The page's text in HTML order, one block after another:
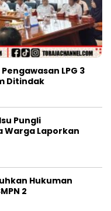
LPG 3
Ditindak
Pungli
Warga Laporkan
Hukuman
2